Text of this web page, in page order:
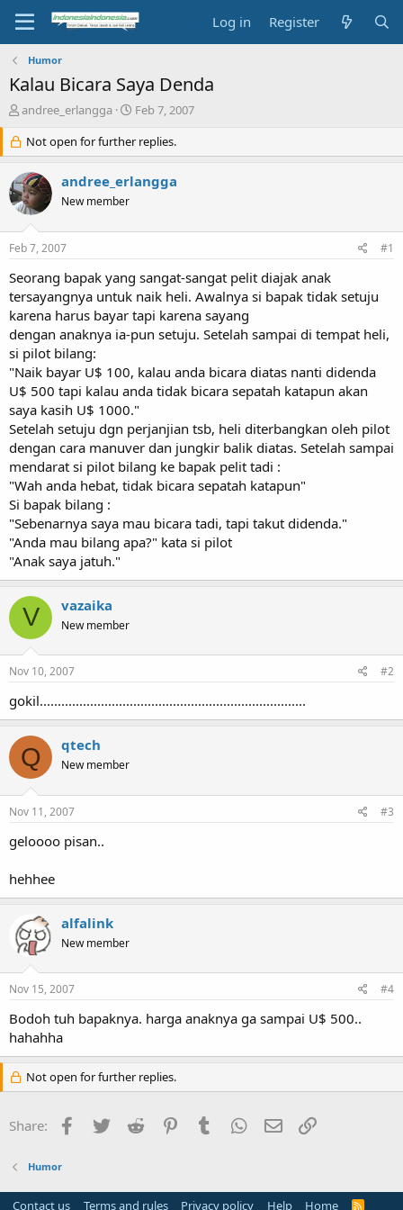
Log in Register
Humor
Kalau Bicara Saya Denda
T
r
e
a
d
s
r
e
r
andree_erlangga
S
a
r
d
Feb 7, 2007
Not open for further replies.
andree_erlangga
New member
Feb 7, 2007 #1
Seorang bapak yang sangat-sangat pelit diajak anak
tersayangnya untuk naik heli. Awalnya si bapak tidak setuju
karena harus bayar tapi karena sayang
dengan anaknya ia-pun setuju. Setelah sampai di tempat heli,
si pilot bilang:
"Naik bayar U$ 100, kalau anda bicara diatas nanti didenda
U$ 500 tapi kalau anda tidak bicara sepatah katapun akan
saya kasih U$ 1000."
Setelah setuju dgn perjanjian tsb, heli diterbangkan oleh pilot
dengan cara manuver dan jungkir balik diatas. Setelah sampai
mendarat si pilot bilang ke bapak pelit tadi :
"Wah anda hebat, tidak bicara sepatah katapun"
Si bapak bilang :
"Sebenarnya saya mau bicara tadi, tapi takut didenda."
"Anda mau bilang apa?" kata si pilot
"Anak saya jatuh."
V vazaika
New member
Nov 10, 2007 #2
gokil..........................................................................
Q qtech
New member
Nov 11, 2007 #3
geloooo pisan..
hehhee
alfalink
New member
Nov 15, 2007 #4
Bodoh tuh bapaknya. harga anaknya ga sampai U$ 500..
hahahha
Not open for further replies.
Share: Facebook
Twitter Reddit PinterestTumblr WhatsApp
Email
Humor
Contact us Terms and rules Privacy policy Help Home R